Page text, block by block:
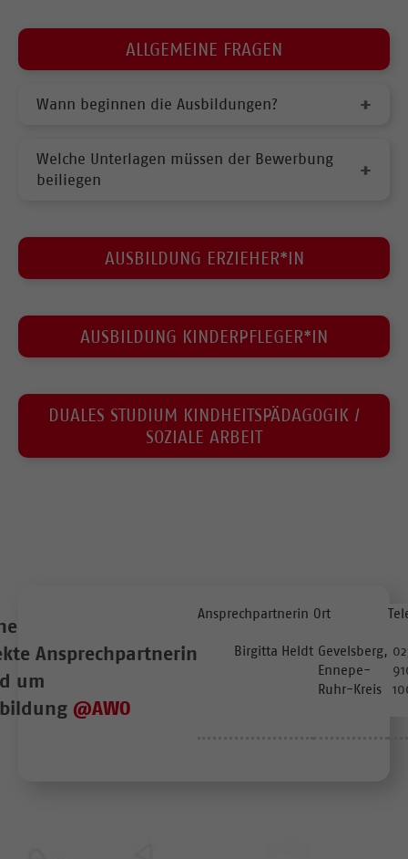
ALLGEMEINE FRAGEN
Wann beginnen die Ausbildungen?
Welche Unterlagen müssen der Bewerbung
beiliegen
AUSBILDUNG ERZIEHER*IN
AUSBILDUNG KINDERPFLEGER*IN
DUALES STUDIUM KINDHEITSPÄDAGOGIK /
SOZIALE ARBEIT
Ansprechpartnerin
um
@AWO
Ansprechpartnerin
Birgitta Heldt
Ort
Gevelsberg,
Ennepe-
Ruhr-Kreis